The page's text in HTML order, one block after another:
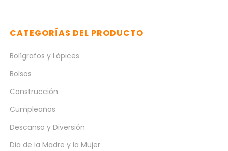
CATEGORÍAS DEL PRODUCTO
Bolígrafos y Lápices
Bolsos
Construcción
Cumpleaños
Descanso y Diversión
Dia de la Madre y la Mujer